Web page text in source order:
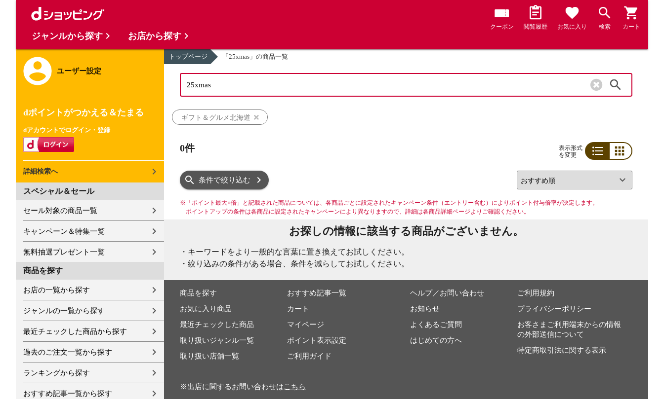
クーポン 閲覧履歴 お気に入り 検索 カート
ユーザー設定
dポイントがつかえる＆たまる
dアカウントでログイン・登録
詳細検索へ
スペシャル＆セール
セール対象の商品一覧
キャンペーン＆特集一覧
無料抽選プレゼント一覧
商品を探す
お店の一覧から探す
ジャンルの一覧から探す
最近チェックした商品から探す
過去のご注文一覧から探す
ランキングから探す
おすすめ記事一覧から探す
トップページ 「25xmas」の商品一覧
ギフト＆グルメ北海道
0件
表示形式
を変更
条件で絞り込む
※ 「ポイント最大○倍」と記載された商品については、各商品ごとに設定されたキャンペーン条件（エントリー含む）によりポイント付与倍率が決定します。
ポイントアップの条件は各商品に設定されたキャンペーンにより異なりますので、詳細は各商品詳細ページよりご確認ください。
お探しの情報に該当する商品がございません。
・キーワードをより一般的な言葉に置き換えてお試しください。
・絞り込みの条件がある場合、条件を減らしてお試しください。
商品を探す
お気に入り商品
最近チェックした商品
取り扱いジャンル一覧
取り扱い店舗一覧
おすすめ記事一覧
カート
マイページ
ポイント表示設定
ご利用ガイド
ヘルプ／お問い合わせ
お知らせ
よくあるご質問
はじめての方へ
ご利用規約
プライバシーポリシー
お客さまご利用端末からの情報
の外部送信について
特定商取引法に関する表示
※出店に関するお問い合わせはこちら
ジャンルから探す お店から探す